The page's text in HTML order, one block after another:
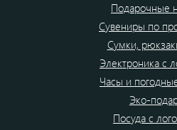
Подарочные
Сувениры по
Сумки,
Электроника с
Часы и
Эко-
Посуда с